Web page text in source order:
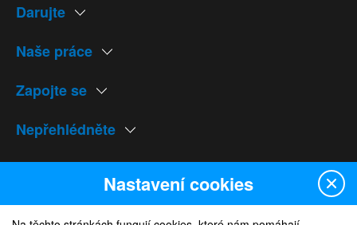
Darujte
Naše práce
Zapojte se
Nepřehlédněte
Naše weby
Nastavení cookies